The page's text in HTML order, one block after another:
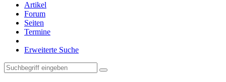
Artikel
Forum
Seiten
Termine
Erweiterte Suche